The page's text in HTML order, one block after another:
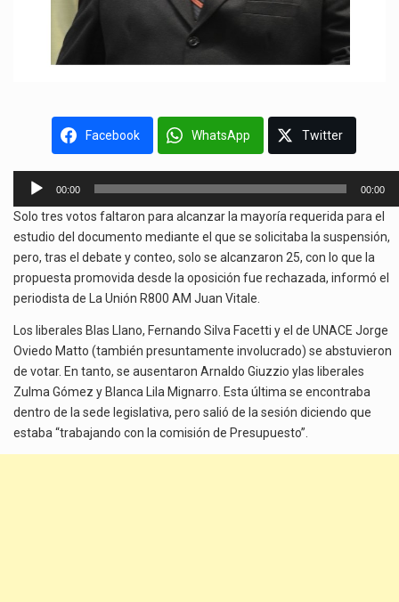
Facebook WhatsApp Twitter
Reproductor
audio
00:00 00:00
Solo tres votos faltaron para alcanzar la mayoría requerida para el
estudio del documento mediante el que se solicitaba la suspensión,
pero, tras el debate y conteo, solo se alcanzaron 25, con lo que la
propuesta promovida desde la oposición fue rechazada, informó el
periodista de La Unión R800 AM Juan Vitale.
Los liberales Blas Llano, Fernando Silva Facetti y el de UNACE Jorge
Oviedo Matto (también presuntamente involucrado) se abstuvieron
de votar. En tanto, se ausentaron Arnaldo Giuzzio ylas liberales
Zulma Gómez y Blanca Lila Mignarro. Esta última se encontraba
dentro de la sede legislativa, pero salió de la sesión diciendo que
estaba “trabajando con la comisión de Presupuesto”.